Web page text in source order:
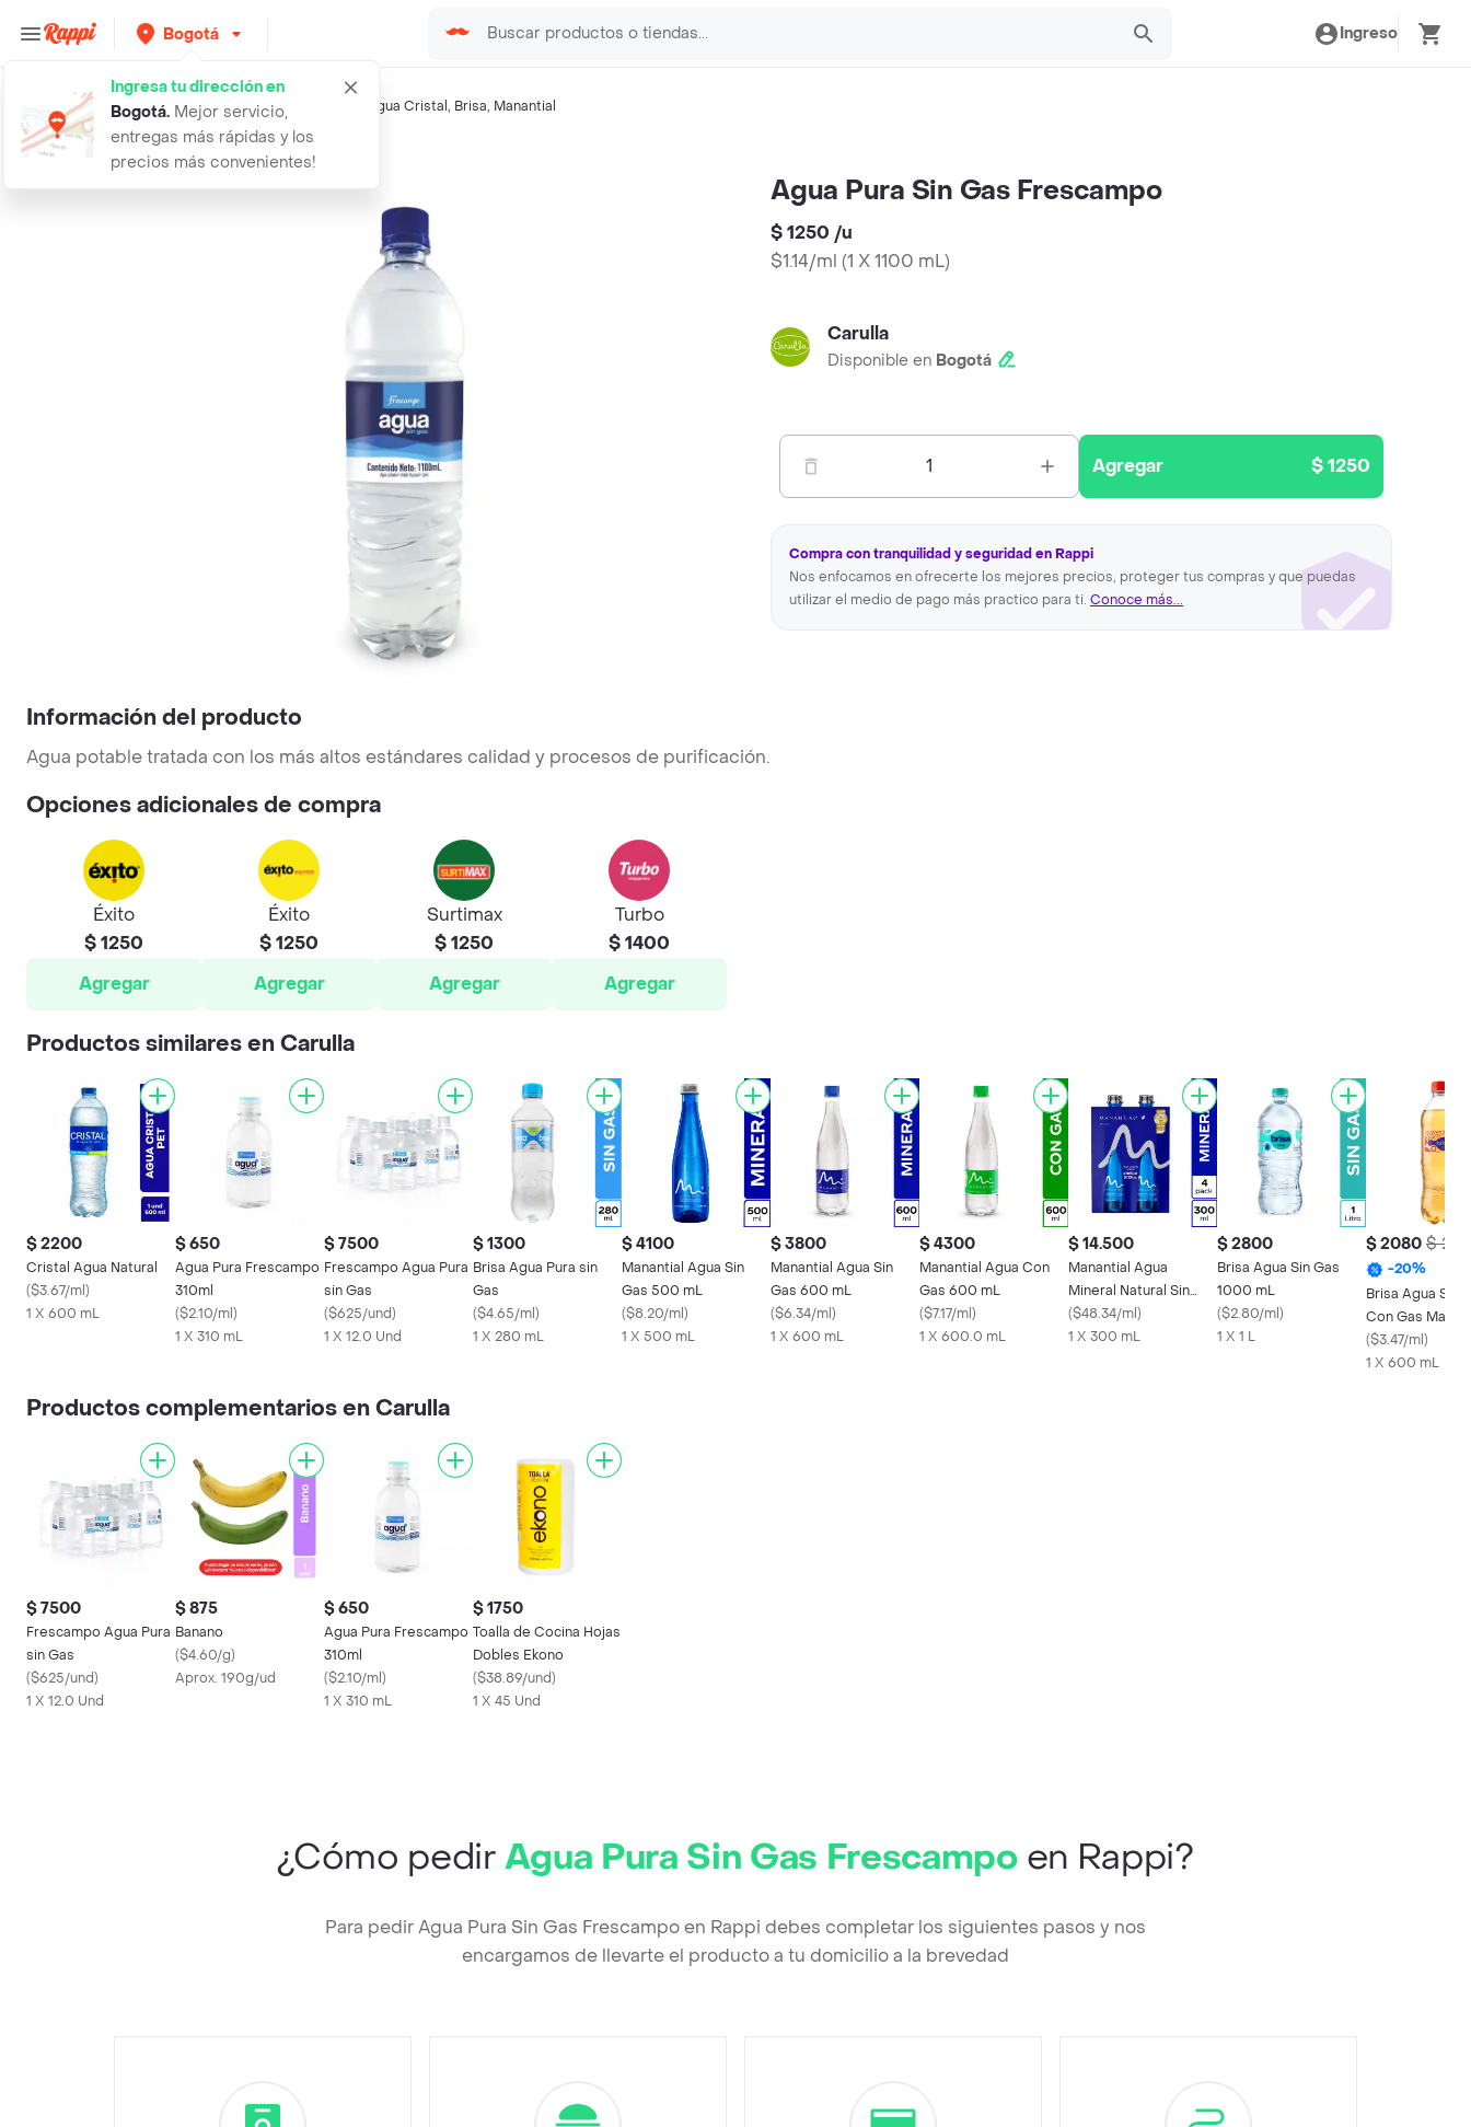
Bogotá
Ingresa tu dirección en
Bogotá. Mejor servicio,
entregas más rápidas y los
precios más convenientes!
Ingreso
Búsquedas relacionadas:Agua Natural, Agua Cristal , Brisa, Manantial
Rappi agua pura sin gas frescampo
Agua Pura Sin Gas Frescampo
$ 1250 /u
$1.14/ml (1 X 1100 mL)
Carulla
Disponible en Bogotá
1 Agregar $ 1250
Compra con tranquilidad y seguridad en Rappi
Nos enfocamos en ofrecerte los mejores precios, proteger tus compras y que puedas
utilizar el medio de pago más practico para ti. Conoce más...
Información del producto
Agua potable tratada con los más altos estándares calidad y procesos de purificación.
Opciones adicionales de compra
Éxito
$ 1250
Agregar
Éxito
$ 1250
Agregar
Surtimax
$ 1250
Agregar
Turbo
$ 1400
Agregar
Productos similares en Carulla
$ 2200
Cristal Agua Natural
($3.67/ml)
1 X 600 mL
$ 650
Agua Pura Frescampo
310ml
($2.10/ml)
1 X 310 mL
$ 7500
Frescampo Agua Pura
sin Gas
($625/und)
1 X 12.0 Und
$ 1300
Brisa Agua Pura sin
Gas
($4.65/ml)
1 X 280 mL
$ 4100
Manantial Agua Sin
Gas 500 mL
($8.20/ml)
1 X 500 mL
$ 3800
Manantial Agua Sin
Gas 600 mL
($6.34/ml)
1 X 600 mL
$ 4300
Manantial Agua Con
Gas 600 mL
($7.17/ml)
1 X 600.0 mL
$ 14.500
Manantial Agua
Mineral Natural Sin
Gas 300 mL
($48.34/ml)
1 X 300 mL
$ 2800
Brisa Agua Sin Gas
1000 mL
($2.80/ml)
1 X 1 L
$ 2080 $
-20%
Brisa Agua
Con Gas
mL
($3.47/ml)
1 X 600 mL
Productos complementarios en Carulla
$ 7500
Frescampo Agua Pura
sin Gas
($625/und)
1 X 12.0 Und
$ 875
Banano
($4.60/g)
Aprox. 190g/ud
$ 650
Agua Pura Frescampo
310ml
($2.10/ml)
1 X 310 mL
$ 1750
Toalla de Cocina Hojas
Dobles Ekono
($38.89/und)
1 X 45 Und
¿Cómo pedirAgua Pura Sin Gas Frescampoen Rappi?
Para pedir Agua Pura Sin Gas Frescampo en Rappi debes completar los siguientes pasos y nos
encargamos de llevarte el producto a tu domicilio a la brevedad